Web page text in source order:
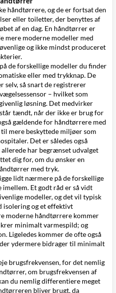
håndtørrere, og de er fortsat den
ellertoiletter, der benyttes af
af en dag. En håndtørrer er
mere moderne modeller med
og ikke mindst produceret
de forskellige modeller du finder
eller med trykknap. De
så snart de registrerer
– hvilket som
løsning. Det medvirker
tændt, når der ikke er brug for
gældende for håndtørrere med
mere beskyttede miljøer som
Det er således også
har begrænset udvalget
dig for, om du ønsker en
med tryk.
lidt nærmere på de forskellige
Et godt råd er så vidt
modeller, og det vil typisk
isolering og et effektivt
moderne håndtørrere kommer
minimalt varmespild; og
Ligeledes kommer de ofte også
ydermere bidrager til minimalt
brugsfrekvensen, for det nemlig
om brugsfrekvensen af
du nemlig differentiere meget
bliver brugt, da